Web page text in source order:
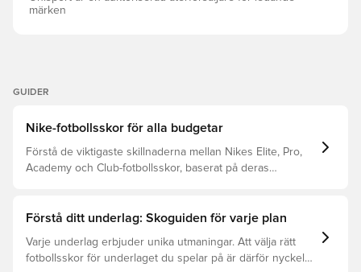
märken
GUIDER
Nike-fotbollsskor för alla budgetar
Förstå de viktigaste skillnaderna mellan Nikes Elite, Pro,
Academy och Club-fotbollsskor, baserat på deras
Förstå ditt underlag: Skoguiden för varje plan
Varje underlag erbjuder unika utmaningar. Att välja rätt
fotbollsskor för underlaget du spelar på är därför nyckeln